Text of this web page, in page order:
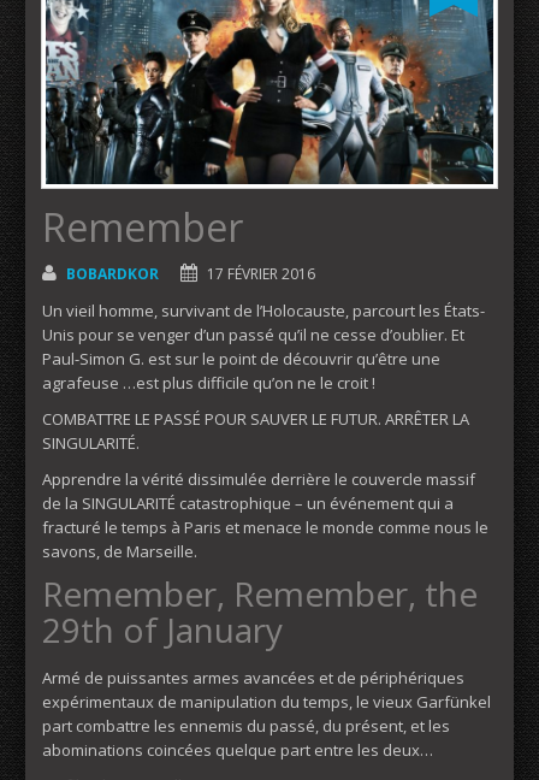
Remember
BOBARDKOR 17 FÉVRIER 2016
Un vieil homme, survivant de l’Holocauste, parcourt les États-
Unis pour se venger d’un passé qu’il ne cesse d’oublier. Et
Paul-Simon G. est sur le point de découvrir qu’être une
agrafeuse …est plus difficile qu’on ne le croit !
COMBATTRE LE PASSÉ POUR SAUVER LE FUTUR. ARRÊTER LA
SINGULARITÉ.
Apprendre la vérité dissimulée derrière le couvercle massif
de la SINGULARITÉ catastrophique – un événement qui a
fracturé le temps à Paris et menace le monde comme nous le
savons, de Marseille.
Remember, Remember, the
29th of January
Armé de puissantes armes avancées et de périphériques
expérimentaux de manipulation du temps, le vieux Garfünkel
part combattre les ennemis du passé, du présent, et les
abominations coincées quelque part entre les deux…